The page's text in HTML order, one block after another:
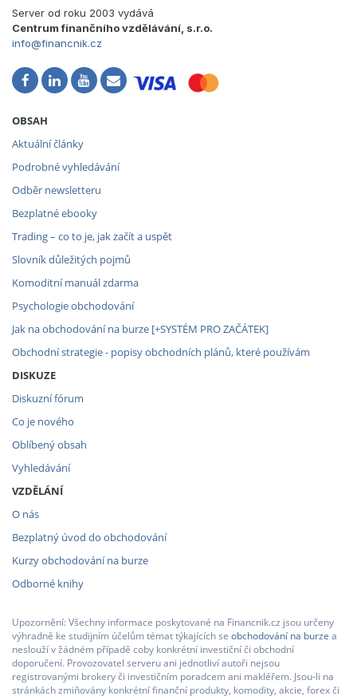
Server od roku 2003 vydává
Centrum finančního vzdělávání, s.r.o.
info@financnik.cz
OBSAH
Aktuální články
Podrobné vyhledávání
Odběr newsletteru
Bezplatné ebooky
Trading – co to je, jak začít a uspět
Slovník důležitých pojmů
Komoditní manuál zdarma
Psychologie obchodování
Jak na obchodování na burze [+SYSTÉM PRO ZAČÁTEK]
Obchodní strategie - popisy obchodních plánů, které používám
DISKUZE
Diskuzní fórum
Co je nového
Oblíbený obsah
Vyhledávání
VZDĚLÁNÍ
O nás
Bezplatný úvod do obchodování
Kurzy obchodování na burze
Odborné knihy
Upozornění: Všechny informace poskytované na Financnik.cz jsou určeny
výhradně ke studijním účelům témat týkajících se obchodování na burze a
neslouží v žádném případě coby konkrétní investiční či obchodní
doporučení. Provozovatel serveru ani jednotliví autoři nejsou
registrovanými brokery či investičním poradcem ani makléřem. Jsou-li na
stránkách zmiňovány konkrétní finanční produkty, komodity, akcie, forex či